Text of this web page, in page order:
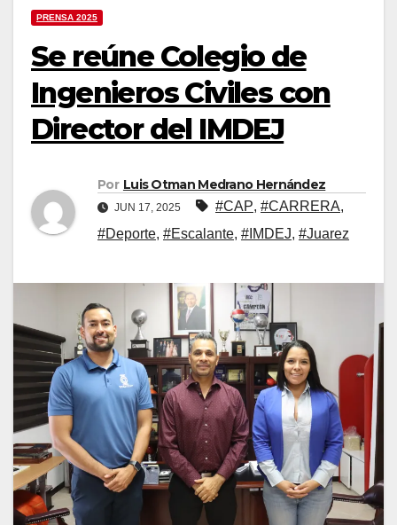
PRENSA 2025
Se reúne Colegio de
Ingenieros Civiles con
Director del IMDEJ
Por Luis Otman Medrano Hernández
JUN 17, 2025 #CAP, #CARRERA,
#Deporte, #Escalante, #IMDEJ, #Juarez